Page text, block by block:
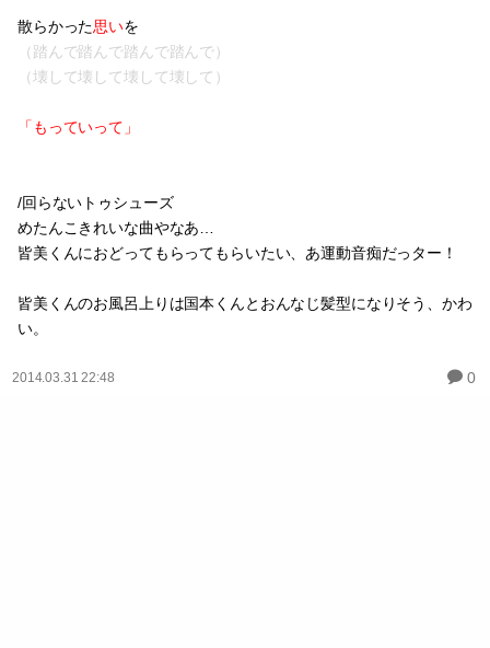
散らかった思いを
（踏んで踏んで踏んで踏んで）
（壊して壊して壊して壊して）
「もっていって」
/回らないトゥシューズ
めたんこきれいな曲やなあ…
皆美くんにおどってもらってもらいたい、あ運動音痴だっター！
皆美くんのお風呂上りは国本くんとおんなじ髪型になりそう、かわ
い。
2014.03.31 22:48 0